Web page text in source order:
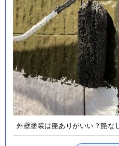
外壁塗装は艶ありがいい？艶な